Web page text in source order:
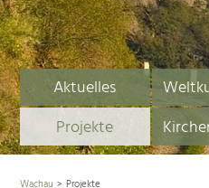
Aktuelles
Projekte
Wachau Projekte